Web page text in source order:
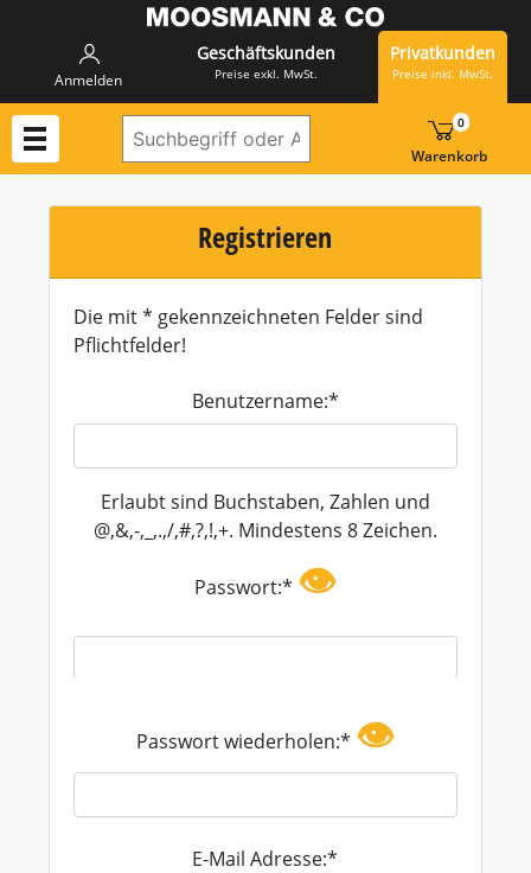
Anmelden
Geschäftskunden
Preise exkl. MwSt.
Privatkunden
Preise inkl. MwSt.
Suchbegriff oder Artikelnummer
Warenkorb
0
Registrieren
Die mit * gekennzeichneten Felder sind
Pflichtfelder!
Benutzername:*
Erlaubt sind Buchstaben, Zahlen und
@,&,-,_,.,/,#,?,!,+. Mindestens 8 Zeichen.
Passwort:* 👁
Passwort wiederholen:* 👁
E-Mail Adresse:*